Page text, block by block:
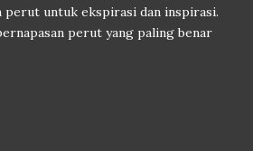
perut untuk ekspirasi dan inspirasi.
perut yang paling benar